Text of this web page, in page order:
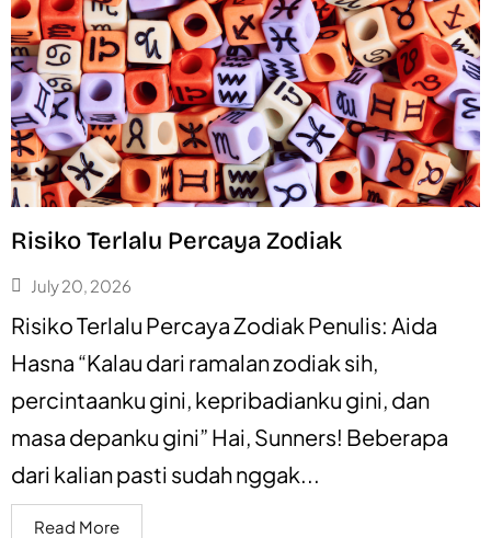
Risiko Terlalu Percaya Zodiak
July 20, 2026
Risiko Terlalu Percaya Zodiak Penulis: Aida
Hasna “Kalau dari ramalan zodiak sih,
percintaanku gini, kepribadianku gini, dan
masa depanku gini” Hai, Sunners! Beberapa
dari kalian pasti sudah nggak...
Read More